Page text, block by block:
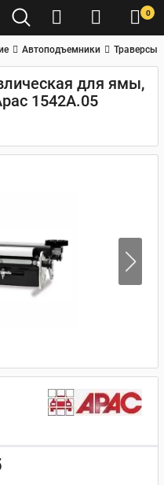
0
Автоподъемники Траверсы
для ямы,
1542A.05